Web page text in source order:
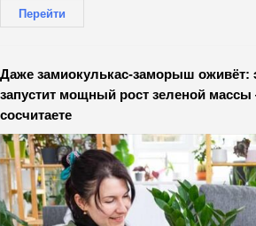
Перейти
Даже замиокулькас-заморыш оживёт:
запустит мощный рост зеленой
сосчитаете